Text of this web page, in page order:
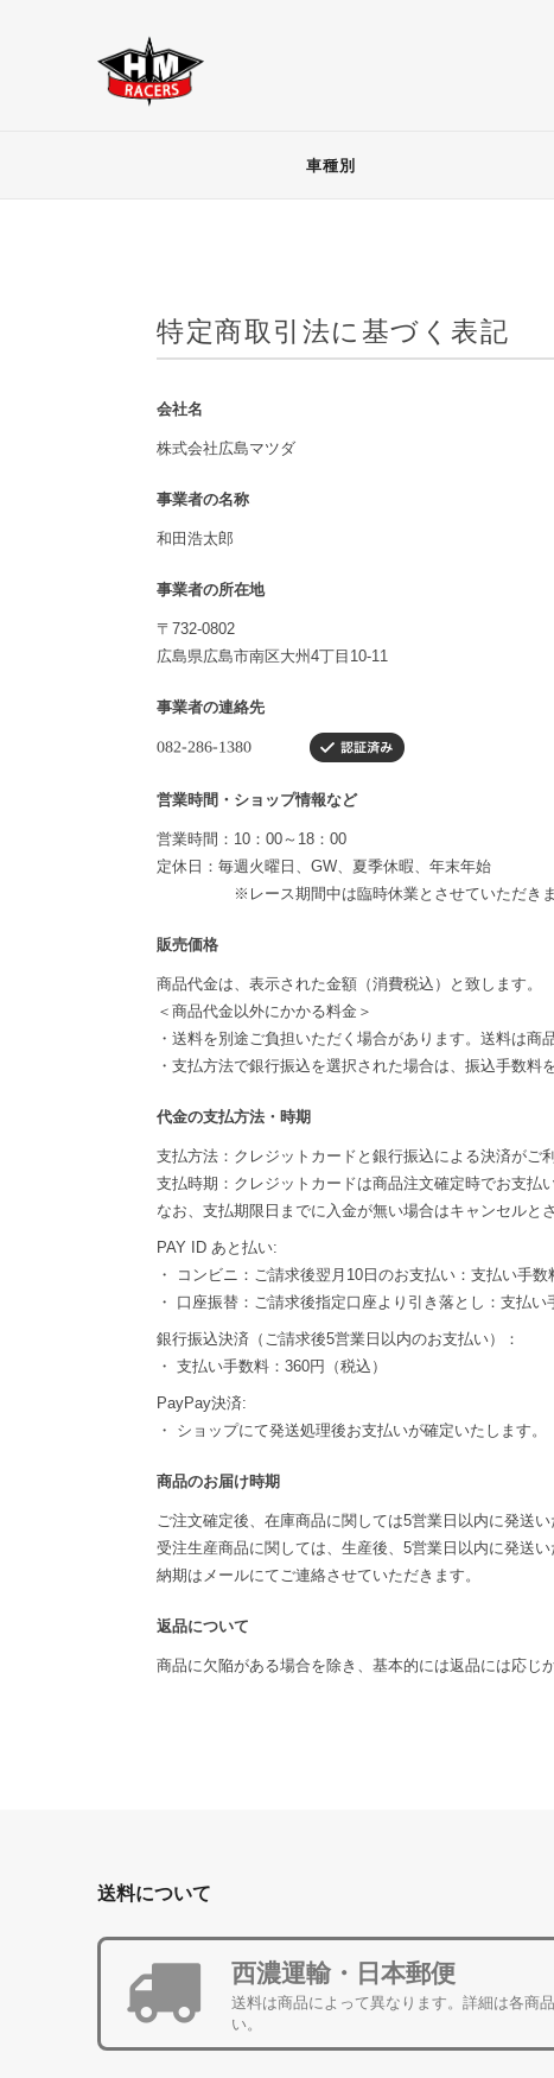
車種別
特定商取引法に基づく表記
会社名
株式会社広島マツダ
事業者の名称
和田浩太郎
事業者の所在地
〒732-0802
広島県広島市南区大州4丁目10-11
事業者の連絡先
営業時間・ショップ情報など
営業時間：10：00～18：00
定休日：毎週火曜日、GW、夏季休暇、年末年始
※レース期間中は臨時休業とさせていただきま
販売価格
商品代金は、表示された金額（消費税込）と致します。
＜商品代金以外にかかる料金＞
・送料を別途ご負担いただく場合があります。送料は商
・支払方法で銀行振込を選択された場合は、振込手数料
代金の支払方法・時期
支払方法：クレジットカードと銀行振込による決済がご
支払時期：クレジットカードは商品注文確定時でお支払
なお、支払期限日までに入金が無い場合はキャンセルと
PAY ID あと払い:
・ コンビニ：ご請求後翌月10日のお支払い：支払い手数
・ 口座振替：ご請求後指定口座より引き落とし：支払い
銀行振込決済（ご請求後5営業日以内のお支払い）：
・ 支払い手数料：360円（税込）
PayPay決済:
・ ショップにて発送処理後お支払いが確定いたします。
商品のお届け時期
ご注文確定後、在庫商品に関しては5営業日以内に発送い
受注生産商品に関しては、生産後、5営業日以内に発送い
納期はメールにてご連絡させていただきます。
返品について
商品に欠陥がある場合を除き、基本的には返品には応じ
送料について
西濃運輸・日本郵便
送料は商品によって異なります。詳細は各商
い。